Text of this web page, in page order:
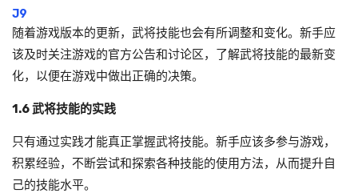
J9
随着游戏版本的更新，武将技能也会有所调整和变化。新手应
该及时关注游戏的官方公告和讨论区，了解武将技能的最新变
化，以便在游戏中做出正确的决策。
1.6 武将技能的实践
只有通过实践才能真正掌握武将技能。新手应该多参与游戏，
积累经验，不断尝试和探索各种技能的使用方法，从而提升自
己的技能水平。